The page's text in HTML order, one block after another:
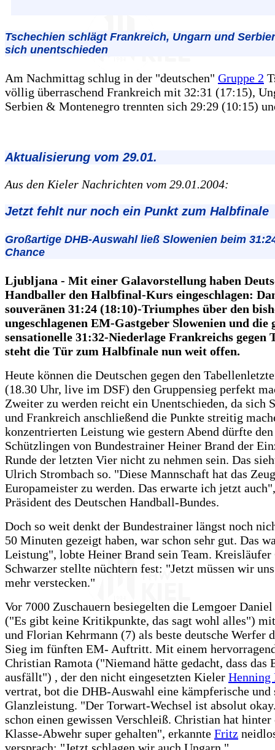
Tschechien schlägt Frankreich, Ungarn und
sich unentschieden
Am Nachmittag schlug in der "deutschen" Gruppe 2
völlig überraschend Frankreich mit 32:31 (17:15),
Serbien & Montenegro trennten sich 29:29 (10:15)
Aktualisierung vom 29.01.
Aus den Kieler Nachrichten vom 29.01.2004:
Jetzt fehlt nur noch ein Punkt zum Halbfinale
Großartige DHB-Auswahl ließ Slowenien beim
Chance
Ljubljana - Mit einer Galavorstellung haben
Handballer den Halbfinal-Kurs eingeschlagen:
souveränen 31:24 (18:10)-Triumphes über den
ungeschlagenen EM-Gastgeber Slowenien und die
sensationelle 31:32-Niederlage Frankreichs gegen
steht die Tür zum Halbfinale nun weit offen.
Heute können die Deutschen gegen den
(18.30 Uhr, live im DSF) den Gruppensieg perfekt
Zweiter zu werden reicht ein Unentschieden, da sich
und Frankreich anschließend die Punkte streitig
konzentrierten Leistung wie gestern Abend dürfte den
Schützlingen von Bundestrainer Heiner Brand der
Runde der letzten Vier nicht zu nehmen sein. Das
Ulrich Strombach so. "Diese Mannschaft hat das
Europameister zu werden. Das erwarte ich jetzt
Präsident des Deutschen Handball-Bundes.
Doch so weit denkt der Bundestrainer längst noch
50 Minuten gezeigt haben, war schon sehr gut. Das
Leistung", lobte Heiner Brand sein Team.
Schwarzer stellte nüchtern fest: "Jetzt müssen wir
mehr verstecken."
Vor 7000 Zuschauern besiegelten die Lemgoer Daniel
("Es gibt keine Kritikpunkte, das sagt wohl alles")
und Florian Kehrmann (7) als beste deutsche Werfer
Sieg im fünften EM- Auftritt. Mit einem
Christian Ramota ("Niemand hätte gedacht, dass das
ausfällt") , der den nicht eingesetzten Kieler Henning
vertrat, bot die DHB-Auswahl eine kämpferische und
Glanzleistung. "Der Torwart-Wechsel ist absolut
schon einen gewissen Verschleiß. Christian hat hinter
Klasse-Abwehr super gehalten", erkannte Fritz